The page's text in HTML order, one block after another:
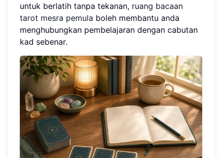
untuk berlatih tanpa tekanan, ruang bacaan
tarot mesra pemula boleh membantu anda
menghubungkan pembelajaran dengan cabutan
kad sebenar.